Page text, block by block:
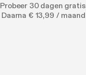
Probeer 30 dagen gratis
Daarna € 13,99 / maand